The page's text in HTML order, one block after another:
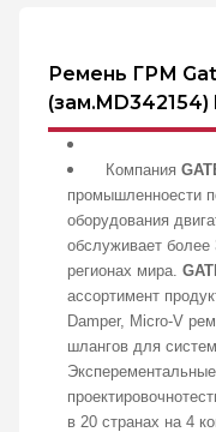
Ремень ГРМ
(зам.MD342154)
Компания
промышленноести
оборудования
обслуживает более
регионах мира.
ассортимент
Damper, Micro-V
шлангов для
в 20 странах на 4